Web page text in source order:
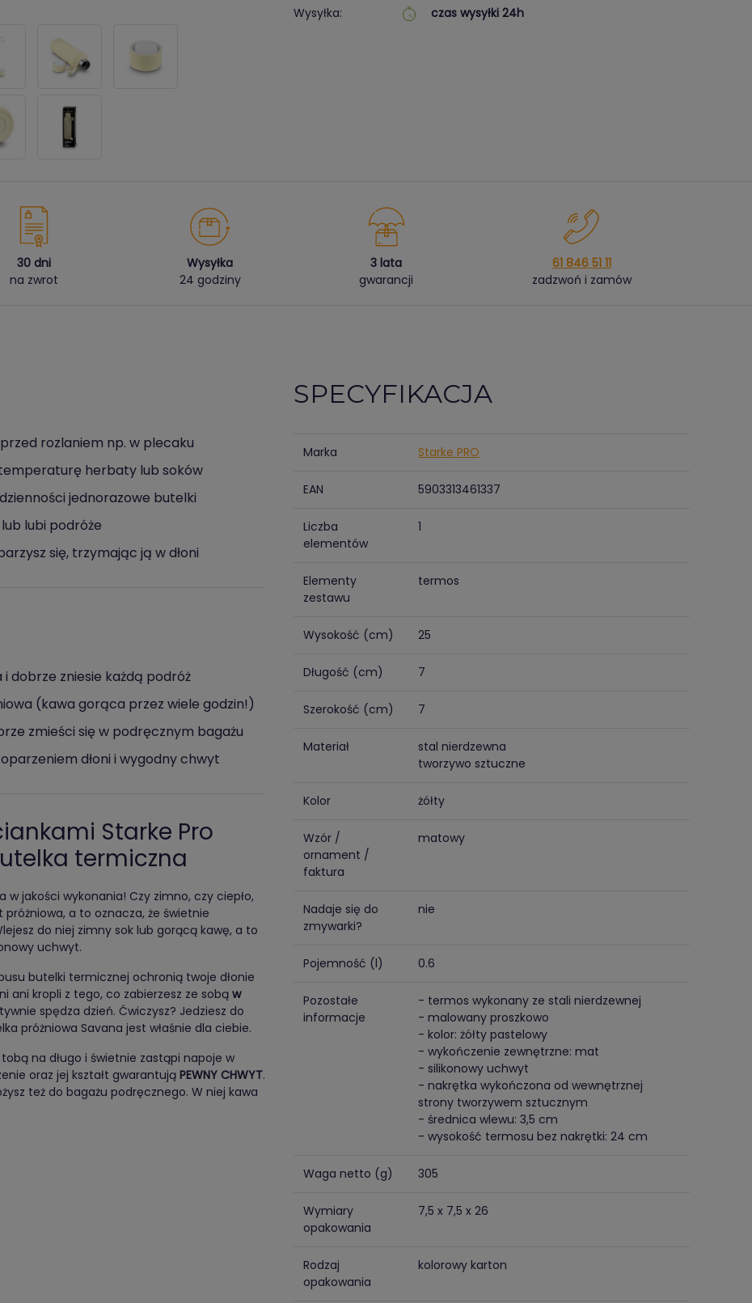
Wysyłka:
czas wysyłki 24h
30 dni
na zwrot
Wysyłka
24 godziny
3 lata
gwarancji
61 846 51 11
zadzwoń i zamów
rozlaniem np. w plecaku
herbaty lub soków
jednorazowe butelki
lubi podróże
się, trzymając ją w dłoni
dobrze zniesie każdą podróż
(kawa gorąca przez wiele godzin!)
zmieści się w podręcznym bagażu
dłoni i wygodny chwyt
Starke Pro
termiczna
jakości wykonania! Czy zimno, czy ciepło,
a to oznacza, że świetnie
do niej zimny sok lub gorącą kawę, a to
uchwyt.
butelki termicznej ochronią twoje dłonie
ani kropli z tego, co zabierzesz ze sobą w
spędza dzień. Ćwiczysz? Jedziesz do
próżniowa Savana jest właśnie dla ciebie.
na długo i świetnie zastąpi napoje w
oraz jej kształt gwarantują PEWNY CHWYT.
też do bagażu podręcznego. W niej kawa
SPECYFIKACJA
Marka Starke PRO
EAN 5903313461337
Liczba
elementów
1
Elementy
zestawu
termos
Wysokość (cm) 25
Długość (cm) 7
Szerokość (cm) 7
Materiał
stal nierdzewna
tworzywo sztuczne
Kolor żółty
Wzór /
ornament /
faktura
matowy
Nadaje się do
zmywarki?
nie
Pojemność (l) 0.6
Pozostałe
informacje
- termos wykonany ze stali nierdzewnej
- malowany proszkowo
- kolor: żółty pastelowy
- wykończenie zewnętrzne: mat
- silikonowy uchwyt
- nakrętka wykończona od wewnętrznej
strony tworzywem sztucznym
- średnica wlewu: 3,5 cm
- wysokość termosu bez nakrętki: 24 cm
Waga netto (g) 305
Wymiary
opakowania
7,5 x 7,5 x 26
Rodzaj
opakowania
kolorowy karton